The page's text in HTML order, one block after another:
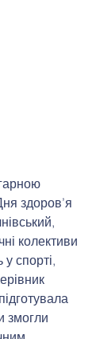
здоров’я
колективи
спорті,
змогли